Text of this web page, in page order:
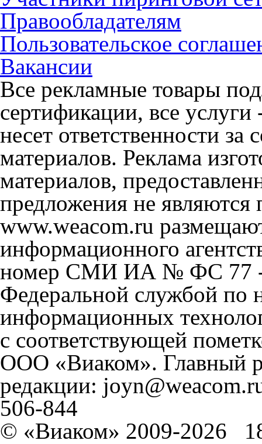
Правообладателям
Пользовательское
Вакансии
Все рекламные товары
сертификации, все
несет ответственности
материалов. Реклама
материалов,
предложения не
www.weacom.ru
информационного
номер СМИ ИА № ФС 77 -
Федеральной службой по
информационных
с соответствующей
ООО «Виаком». Главный
редакции:
506-844
© «Виаком» 2009-2026